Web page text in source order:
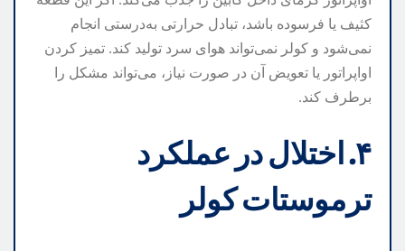
کثیف یا فرسوده باشد، تبادل حرارتی به‌درستی انجام
نمی‌شود و کولر نمی‌تواند هوای سرد تولید کند. تمیز کردن
اواپراتور یا تعویض آن در صورت نیاز، می‌تواند مشکل را
برطرف کند.
۴. اختلال در عملکرد
ترموستات کولر